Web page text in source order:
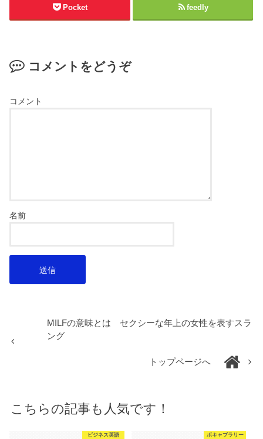
Pocket feedly
コメントをどうぞ
コメント
名前
MILFの意味とは セクシーな年上の女性を表すスラ
ング
トップページへ
こちらの記事も人気です！
ビジネス英語 ボキャブラリー